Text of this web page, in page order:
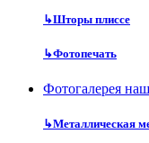
↳Шторы плиссе
↳Фотопечать
Фотогалерея
↳Металлическая